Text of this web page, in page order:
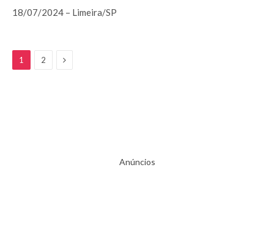
18/07/2024 – Limeira/SP
1 2 Next
Anúncios